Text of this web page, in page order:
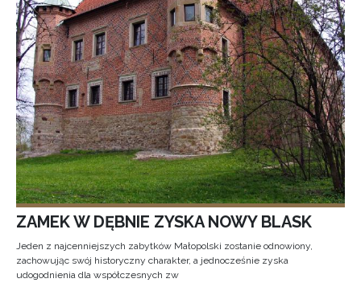
ZAMEK W DĘBNIE ZYSKA NOWY BLASK
Jeden z najcenniejszych zabytków Małopolski zostanie odnowiony,
zachowując swój historyczny charakter, a jednocześnie zyska
udogodnienia dla współczesnych zw